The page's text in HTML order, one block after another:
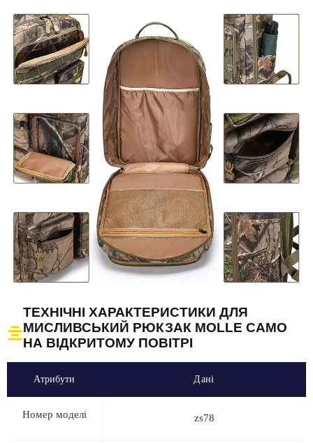
ТЕХНІЧНІ ХАРАКТЕРИСТИКИ ДЛЯ
МИСЛИВСЬКИЙ РЮКЗАК MOLLE CAMO
НА ВІДКРИТОМУ ПОВІТРІ
Атрибути Дані
Номер моделі zs78